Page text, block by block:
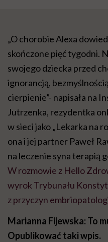
„O chorobie Alexa
skończone pięć tygodni.
swojego dziecka przed
ignorancją,
cierpienie”- napisała na
Jutrzenka, rezydentka
w sieci jako „Lekarka na
ona i jej partner Paweł
na leczenie syna terapią
W rozmowie z Hello
wyrok Trybunału
z przyczyn
Marianna Fijewska: To
Opublikować taki wpis.